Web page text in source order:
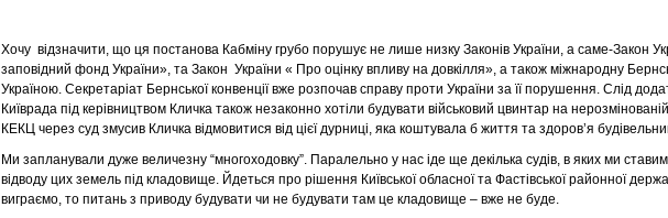
Хочу відзначити, що ця постанова Кабміну грубо порушує не лише низку Законів України, а саме-Закон
заповідний фонд України», та Закон України « Про оцінку впливу на довкілля», а також міжнародну
Україною. Секретаріат Бернської конвенції вже розпочав справу проти України за її порушення. Слід
Київрада під керівництвом Кличка також незаконно хотіли будувати військовий цвинтар на
КЕКЦ через суд змусив Кличка відмовитися від цієї дурниці, яка коштувала б життя та здоров’я
Ми запланували дуже величезну “многоходовку”. Паралельно у нас іде ще декілька судів, в яких ми
відводу цих земель під кладовище. Йдеться про рішення Київської обласної та Фастівської районної
виграємо, то питань з приводу будувати чи не будувати там це кладовище – вже не буде.